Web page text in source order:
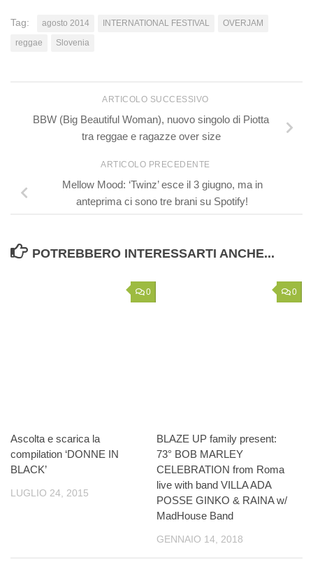
Tag: agosto 2014 INTERNATIONAL FESTIVAL
OVERJAM
reggae
Slovenia
ARTICOLO SUCCESSIVO
BBW (Big Beautiful Woman), nuovo singolo di Piotta
tra reggae e ragazze over size
ARTICOLO PRECEDENTE
Mellow Mood: ‘Twinz’ esce il 3 giugno, ma in
anteprima ci sono tre brani su Spotify!
POTREBBERO INTERESSARTI ANCHE...
0
Ascolta e scarica la
compilation ‘DONNE IN
BLACK’
LUGLIO 24, 2015
0
BLAZE UP family present:
73° BOB MARLEY
CELEBRATION from Roma
live with band VILLA ADA
POSSE GINKO & RAINA w/
MadHouse Band
GENNAIO 14, 2018